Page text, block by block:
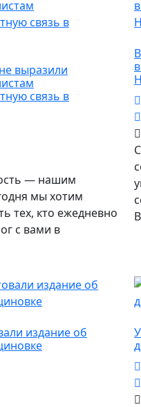
выразили
связь в
— нашим
мы хотим
тех, кто ежедневно
с вами в
издание об